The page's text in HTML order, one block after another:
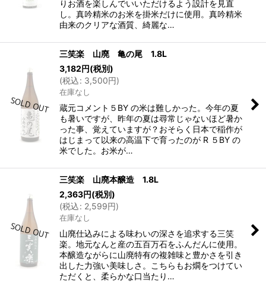
りお酒を楽しんでいいただけるよう設計を見直
し。真吟精米のお米を掛米だけに使用。真吟精米
由来のクリアな酒質、綺麗な…
三笑楽 山廃 亀の尾 1.8L
3,182円(税別)
(税込: 3,500円)
在庫なし
蔵元コメント５BY の米は難しかった。今年の夏
も暑いですが、昨年の夏は尋常じゃないほど暑か
った事、覚えていますが？おそらく日本で稲作が
はじまって以来の高温下で育ったのが R ５BY の
米でした。お米が…
三笑楽 山廃本醸造 1.8L
2,363円(税別)
(税込: 2,599円)
在庫なし
山廃仕込みによる味わいの深さを追求する三笑
楽。地元なんと産の五百万石をふんだんに使用。
本醸造ながらに山廃特有の複雑味と豊かさを引き
出した力強い美味しさ。こちらもお燗をつけてい
ただくと、柔らかな口当たり…